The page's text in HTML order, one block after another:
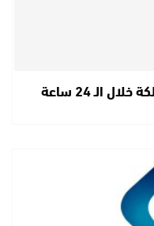
مقاييس الأمطار المسجلة بالمملكة خلال الـ 24 ساعة